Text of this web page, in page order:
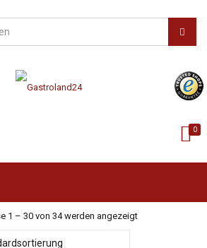
0
1 – 30 von 34 werden angezeigt